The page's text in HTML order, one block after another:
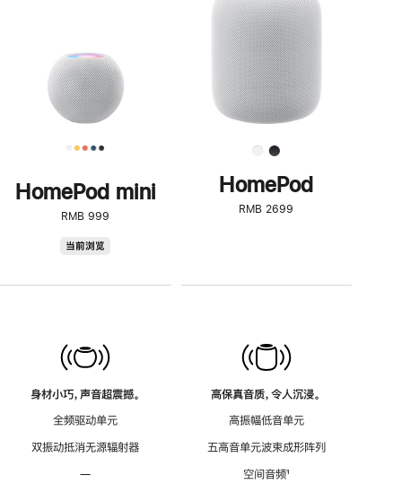
HomePod mini
RMB 999
当前浏览
身材小巧，声音超震撼。
全频驱动单元
双振动抵消无源辐射器
—
了
解
HomePod<
HomePod
RMB 2699
高保真音质，令人沉浸。
高振幅低音单元
五高音单元波束成形阵列
空间音频脚
¹